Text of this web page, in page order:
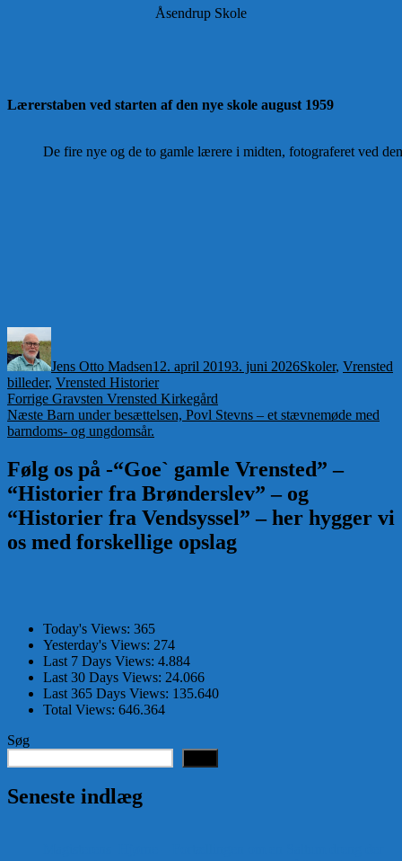
Åsendrup Skole
Lærerstaben ved starten af den nye skole august 1959
De fire nye og de to gamle lærere i midten, fotograferet ved
Jens Otto Madsen12. april 20193. juni 2026Skoler, Vrensted
billeder, Vrensted Historier
Indlægsnavigation
Forrige Forrige
indlæg:
Gravsten Vrensted Kirkegård
Næste Næste
indlæg:
Barn under besættelsen, Povl Stevns – et stævnemøde med
barndoms- og ungdomsår.
Følg os på -“Goe` gamle Vrensted” –
“Historier fra Brønderslev” – og
“Historier fra Vendsyssel” – her hygger vi
os med forskellige opslag
Today's Views: 365
Yesterday's Views: 274
Last 7 Days Views: 4.884
Last 30 Days Views: 24.066
Last 365 Days Views: 135.640
Total Views: 646.364
Søg
Seneste indlæg